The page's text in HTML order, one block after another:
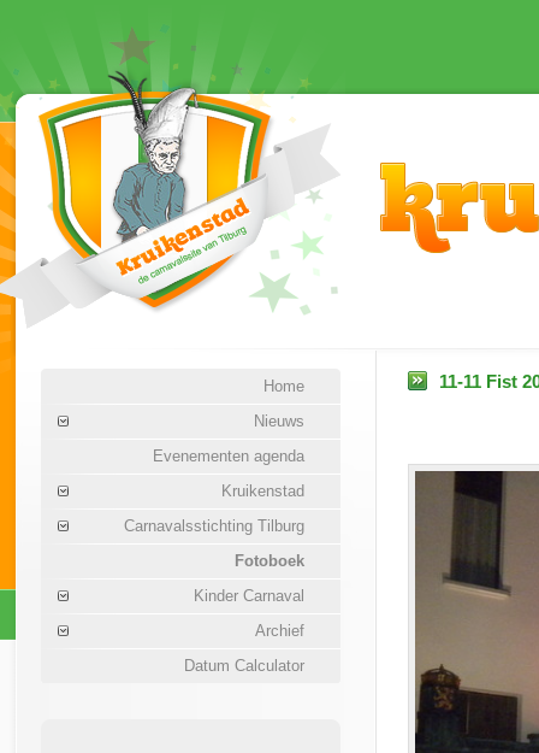
Home
Nieuws
Evenementen agenda
Kruikenstad
Carnavalsstichting Tilburg
Fotoboek
Kinder Carnaval
Archief
Datum Calculator
11-11 Fist